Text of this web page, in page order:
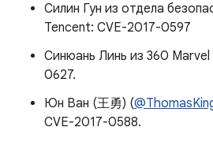
Силин Гун из отдела
Tencent: CVE-2017-0597
Синюань Линь из 360
0627.
Юн Ван (王勇) (
CVE-2017-0588.